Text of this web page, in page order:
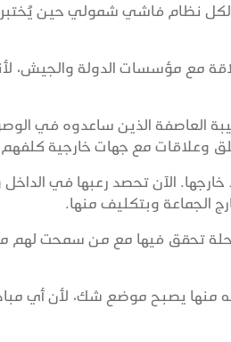
لكل نظام فاشي شمولي حين
مع مؤسسات الدولة والجيش،
حين أعدم قادة كتيبة العاصفة الذين
وعلاقات مع جهات خارجية
الآن تحصد رعبها في الداخل
الجماعة وبتكليف منها.
تحقق فيها مع من سمحت لهم
منها يصبح موضع شك، لأن أي